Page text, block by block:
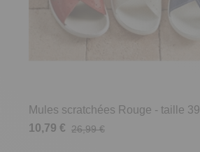
Mules scratchées Rouge - taille 39
10,79 € 26,99 €